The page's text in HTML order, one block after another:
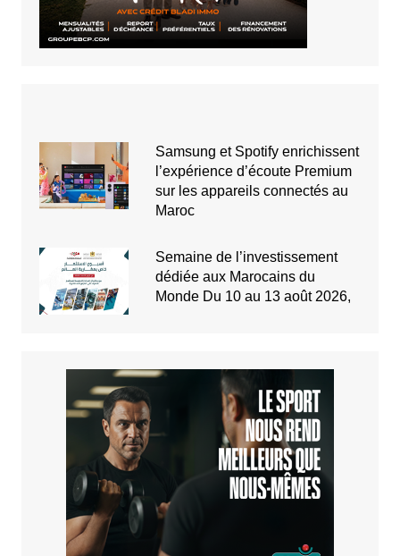
Samsung et Spotify enrichissent
l’expérience d’écoute Premium
sur les appareils connectés au
Maroc
Semaine de l’investissement
dédiée aux Marocains du
Monde Du 10 au 13 août 2026,